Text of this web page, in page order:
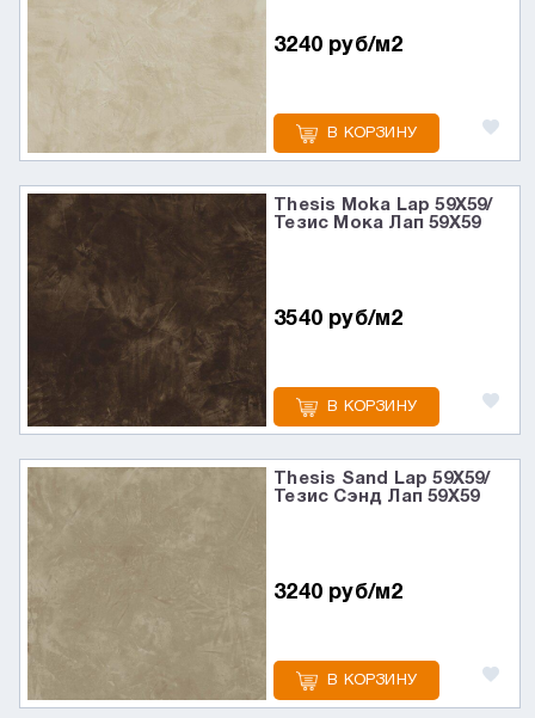
3240 руб/м2
В КОРЗИНУ
Thesis Moka Lap 59X59/
Тезис Мока Лап 59X59
3540 руб/м2
В КОРЗИНУ
Thesis Sand Lap 59X59/
Тезис Сэнд Лап 59X59
3240 руб/м2
В КОРЗИНУ